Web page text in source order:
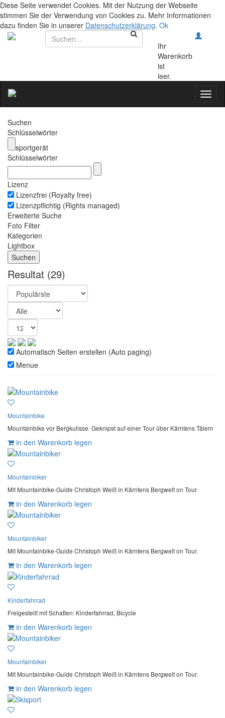
Diese Seite verwendet Cookies. Mit der Nutzung der Webseite
stimmen Sie der Verwendung von Cookies zu. Mehr Informationen
dazu finden Sie in unserer Datenschutzerklärung. Ok
Ihr
Warenkorb
ist
leer.
Suchen
Schlüsselwörter
sportgerät
Schlüsselwörter
Lizenz
Lizenzfrei (Royalty free)
Lizenzpflichtig (Rights managed)
Erweiterte Suche
Foto Filter
Kategorien
Lightbox
Resultat (29)
Automatisch Seiten erstellen (Auto paging)
Menue
Mountainbike
Mountainbike vor Bergkulisse. Geknipst auf einer Tour über Kärntens Tälern
in den Warenkorb legen
Mountainbiker
Mit Mountainbike-Guide Christoph Weiß in Kärntens Bergwelt on Tour.
in den Warenkorb legen
Mountainbiker
Mit Mountainbike-Guide Christoph Weiß in Kärntens Bergwelt on Tour.
in den Warenkorb legen
Kinderfahrrad
Freigestellt mit Schatten: Kinderfahrrad, Bicycle
in den Warenkorb legen
Mountainbiker
Mit Mountainbike-Guide Christoph Weiß in Kärntens Bergwelt on Tour.
in den Warenkorb legen